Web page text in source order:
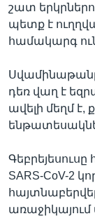
շատ
պետք է
համակարգ
դեռ վաղ է
ավելի մեղմ է,
SARS-CoV-2